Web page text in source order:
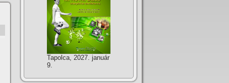
Tapolca, 2027. január
9.